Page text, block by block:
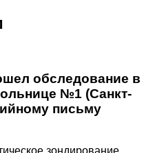
обследование в
№1 (Санкт-
письму
зондирование